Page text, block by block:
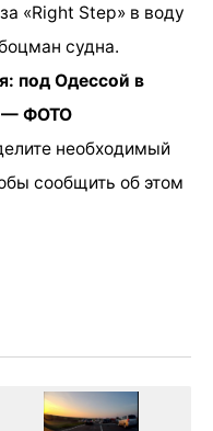
«Right Step» в воду
судна.
под Одессой в
— ФОТО
необходимый
сообщить об этом